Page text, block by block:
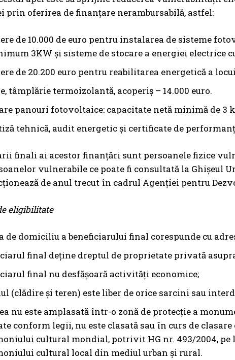
prin oferirea de finanțare nerambursabilă, astfel:
de 10.000 de euro pentru instalarea de sisteme
3KW și sisteme de stocare a energiei electrice
de 20.200 euro pentru reabilitarea energetică a
tâmplărie termoizolantă, acoperiș – 14.000 euro.
panouri fotovoltaice: capacitate netă minimă de 3
tehnică, audit energetic și certificate de
finali ai acestor finanţări sunt persoanele fizice
vulnerabile ce poate fi consultată la Ghișeul
de anul trecut în cadrul Agenţiei pentru
eligibilitate
de domiciliu a beneficiarului final corespunde cu
final deține dreptul de proprietate privată
final nu desfășoară activități economice;
(clădire și teren) este liber de orice sarcini sau
nu este amplasată într-o zonă de protecție a
conform legii, nu este clasată sau în curs de
cultural mondial, potrivit HG nr. 493/2004,
cultural local din mediul urban și rural.